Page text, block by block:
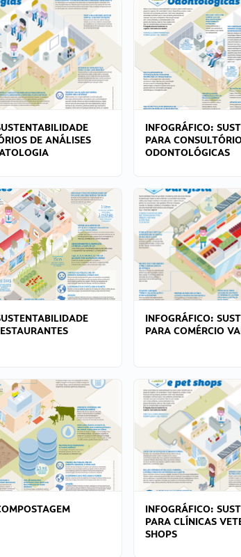
DE ANÁLISES
INFOGRÁFICO:
PARA
ODONTOLÓGICAS
INFOGRÁFICO:
PARA COMÉRCIO
INFOGRÁFICO:
PARA CLÍNICAS
SHOPS